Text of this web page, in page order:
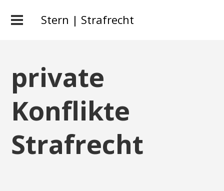
Stern | Strafrecht
private
Konflikte
Strafrecht